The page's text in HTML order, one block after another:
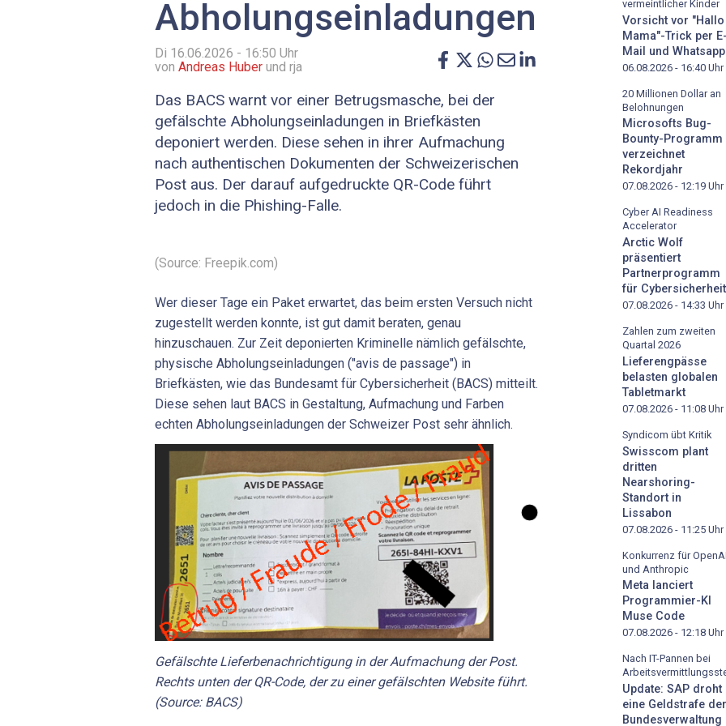
Abholungseinladungen
Di 16.06.2026 - 16:50 Uhr
von Andreas Huber und rja
Das BACS warnt vor einer Betrugsmasche, bei der
gefälschte Abholungseinladungen in Briefkästen
deponiert werden. Diese sehen in ihrer Aufmachung
nach authentischen Dokumenten der Schweizerischen
Post aus. Der darauf aufgedruckte QR-Code führt
jedoch in die Phishing-Falle.
(Source: Freepik.com)
Wer dieser Tage ein Paket erwartet, das beim ersten Versuch nicht
zugestellt werden konnte, ist gut damit beraten, genau
hinzuschauen. Zur Zeit deponierten Kriminelle nämlich gefälschte,
physische Abholungseinladungen ("avis de passage") in
Briefkästen, wie das Bundesamt für Cybersicherheit (BACS) mitteilt.
Diese sehen laut BACS in Gestaltung, Aufmachung und Farben
echten Abholungseinladungen der Schweizer Post sehr ähnlich.
Gefälschte Lieferbenachrichtigung in der Aufmachung der Post.
Rechts unten der QR-Code, der zu einer gefälschten Website führt.
(Source: BACS)
vermeintlicher Kinder
Vorsicht vor "Hallo
Mama"-Trick per E-
Mail und Whatsapp
06.08.2026 - 16:40 Uhr
20 Millionen Dollar an
Belohnungen
Microsofts Bug-
Bounty-Programm
verzeichnet
Rekordjahr
07.08.2026 - 12:19 Uhr
Cyber AI Readiness
Accelerator
Arctic Wolf
präsentiert
Partnerprogramm
für Cybersicherheit
07.08.2026 - 14:33 Uhr
Zahlen zum zweiten
Quartal 2026
Lieferengpässe
belasten globalen
Tabletmarkt
07.08.2026 - 11:08 Uhr
Syndicom übt Kritik
Swisscom plant
dritten
Nearshoring-
Standort in
Lissabon
07.08.2026 - 11:25 Uhr
Konkurrenz für OpenAI
und Anthropic
Meta lanciert
Programmier-KI
Muse Code
07.08.2026 - 12:18 Uhr
Nach IT-Pannen bei
Update: SAP droht
eine Geldstrafe der
Bundesverwaltung